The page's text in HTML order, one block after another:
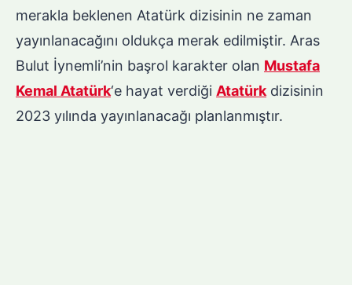
merakla beklenen Atatürk dizisinin ne zaman
yayınlanacağını oldukça merak edilmiştir. Aras
Bulut İynemli’nin başrol karakter olan Mustafa
Kemal Atatürk‘e hayat verdiği Atatürkdizisinin
2023 yılında yayınlanacağı planlanmıştır.